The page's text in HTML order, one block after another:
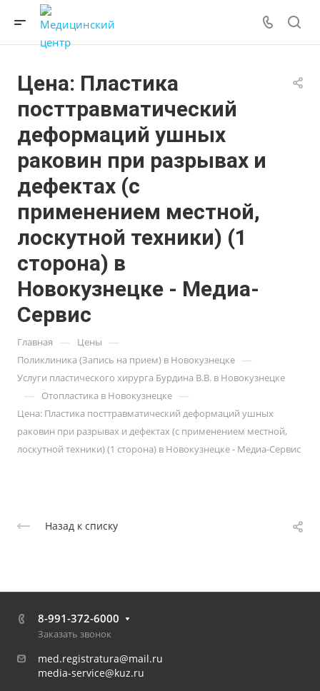
Цена: Пластика
посттравматический
деформаций ушных
раковин при разрывах и
дефектах (с
применением местной,
лоскутной техники) (1
сторона) в
Новокузнецке - Медиа-
Сервис
Главная — Цены —
Поликлиника (Запись на прием) в Новокузнецке —
Услуги пластического хирурга Бурдина В.В. в Новокузнецке
— Отопластика в Новокузнецке —
Цена: Пластика посттравматический деформаций ушных
раковин при разрывах и дефектах (с применением местной,
лоскутной техники) (1 сторона) в Новокузнецке - Медиа-Сервис
Назад к списку
8-991-372-6000
Заказать звонок
med.registratura@mail.ru
media-service@kuz.ru